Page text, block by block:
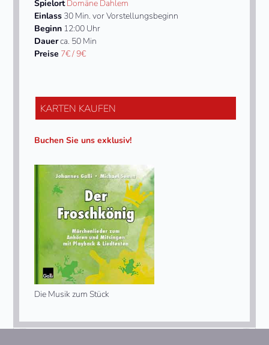
SpielortDomäne Dahlem
Einlass 30 Min. vor Vorstellungsbeginn
Beginn 12:00 Uhr
Dauerca. 50 Min
Preise 7€ / 9€
KARTEN KAUFEN
Buchen Sie uns exklusiv!
Die Musik zum Stück